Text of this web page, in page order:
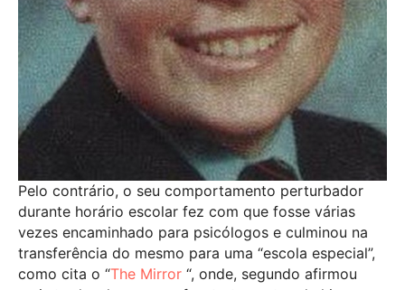
Pelo contrário, o seu comportamento perturbador
durante horário escolar fez com que fosse várias
vezes encaminhado para psicólogos e culminou na
transferência do mesmo para uma “escola especial”,
como cita o “The Mirror “, onde, segundo afirmou